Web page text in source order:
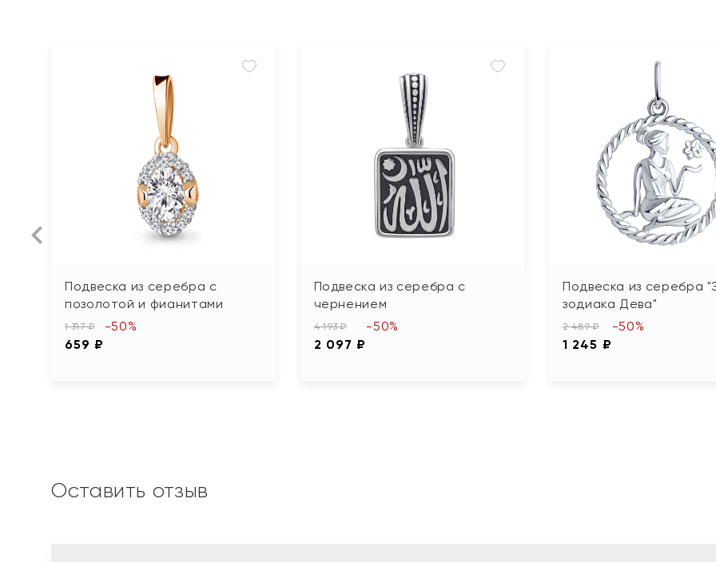
Подвеска из серебра с
позолотой и фианитами
1 317 ₽
659 ₽
-50%
Подвеска из серебра с
чернением
4 193 ₽
2 097 ₽
-50%
Подвеска из серебра
зодиака Дева"
2 489 ₽
1 245 ₽
-50%
Оставить отзыв